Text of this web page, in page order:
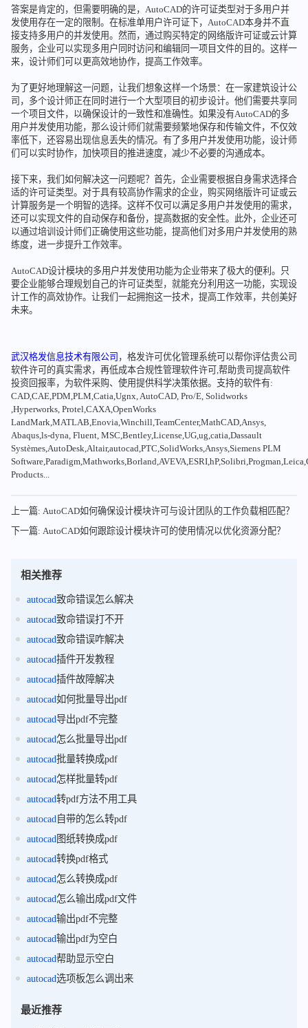
答案是肯定的，但需要明确的是，AutoCAD的许可证类型对于多用户并
发使用存在一定的限制。在标准单用户许可证下，AutoCAD本身并不直
接支持多用户的并发使用。然而，通过购买特定的网络版许可证或云计算
服务，企业可以实现多用户同时访问和编辑同一项目文件的目的。这样一
来，设计师们可以更高效地协作，提高工作效率。
为了更好地理解这一问题，让我们想象这样一个场景：在一家建筑设计公
司，多个设计师正在同时进行一个大型项目的初步设计。他们需要共享同
一个项目文件，以确保设计的一致性和准确性。如果没有AutoCAD的多
用户并发使用功能，那么设计师们就需要频繁地保存和传输文件，不仅效
率低下，还容易出现信息丢失的情况。有了多用户并发使用功能，设计师
们可以实时协作，加快项目的推进速度，减少不必要的沟通成本。
接下来，我们如何解决这一问题呢？首先，企业需要根据自身需求选择合
适的许可证类型。对于具有较高协作需求的企业，购买网络版许可证或云
计算服务是一个明智的选择。这样不仅可以满足多用户并发使用的需求，
还可以实现文件的自动保存和备份，提高数据的安全性。此外，企业还可
以通过培训设计师们正确使用这些功能，提高他们对多用户并发使用的熟
练度，进一步提升工作效率。
AutoCAD设计模块的多用户并发使用功能为企业带来了极大的便利。只
要企业能够合理规划自己的许可证类型，就能充分利用这一功能，实现设
计工作的高效协作。让我们一起拥抱这一技术，提高工作效率，共创美好
未来。
武汉格发信息技术有限公司 ，格发许可优化管理系统可以帮你评估贵公司
软件许可的真实需求，再低成本合规性管理软件许可,帮助贵司提高软件
投资回报率，为软件采购、使用提供科学决策依据。支持的软件有:
CAD,CAE,PDM,PLM,Catia,Ugnx, AutoCAD, Pro/E, Solidworks
,Hyperworks, Protel,CAXA,OpenWorks
LandMark,MATLAB,Enovia,Winchill,TeamCenter,MathCAD,Ansys,
Abaqus,ls-dyna, Fluent, MSC,Bentley,License,UG,ug,catia,Dassault
Systèmes,AutoDesk,Altair,autocad,PTC,SolidWorks,Ansys,Siemens PLM
Products...
上一篇: AutoCAD如何确保设计模块许可与设计团队的工作负载相匹配？
下一篇: AutoCAD如何跟踪设计模块许可的使用情况以优化资源分配？
相关推荐
autocad致命错误怎么解决
autocad致命错误打不开
autocad致命错误咋解决
autocad插件开发教程
autocad插件故障解决
autocad如何批量导出pdf
autocad导出pdf不完整
autocad怎么批量导出pdf
autocad批量转换成pdf
autocad怎样批量转pdf
autocad转pdf方法不用工具
autocad自带的怎么转pdf
autocad图纸转换成pdf
autocad转换pdf格式
autocad怎么转换成pdf
autocad怎么输出成pdf文件
autocad输出pdf不完整
autocad输出pdf为空白
autocad帮助显示空白
autocad选项板怎么调出来
最近推荐